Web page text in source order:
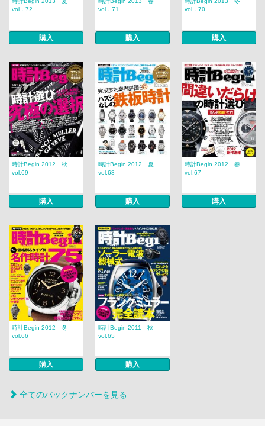
vol．72
購入
vol．71
購入
vol．70
購入
時計Begin 2012 秋
vol.69
購入
時計Begin 2012 夏
vol.68
購入
時計Begin 2012 春
vol.67
購入
時計Begin 2012 冬
vol.66
購入
時計Begin 2011 秋
vol.65
購入
全てのバックナンバーを見る